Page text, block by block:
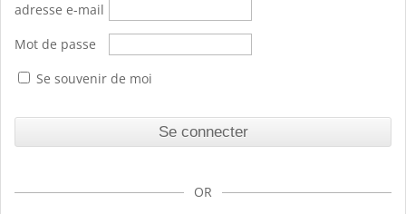
adresse e-mail
Mot de passe
Se souvenir de moi
OR